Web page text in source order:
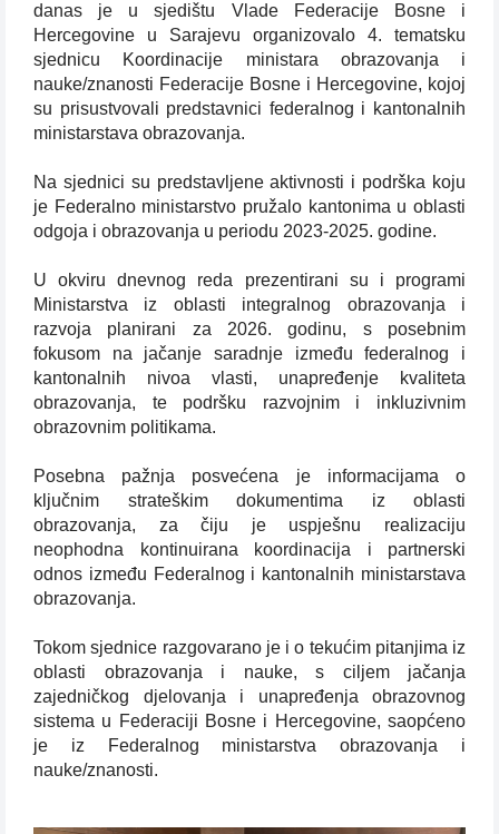
danas je u sjedištu Vlade Federacije Bosne i
Hercegovine u Sarajevu organizovalo 4. tematsku
sjednicu Koordinacije ministara obrazovanja i
nauke/znanosti Federacije Bosne i Hercegovine, kojoj
su prisustvovali predstavnici federalnog i kantonalnih
ministarstava obrazovanja.
Na sjednici su predstavljene aktivnosti i podrška koju
je Federalno ministarstvo pružalo kantonima u oblasti
odgoja i obrazovanja u periodu 2023-2025. godine.
U okviru dnevnog reda prezentirani su i programi
Ministarstva iz oblasti integralnog obrazovanja i
razvoja planirani za 2026. godinu, s posebnim
fokusom na jačanje saradnje između federalnog i
kantonalnih nivoa vlasti, unapređenje kvaliteta
obrazovanja, te podršku razvojnim i inkluzivnim
obrazovnim politikama.
Posebna pažnja posvećena je informacijama o
ključnim strateškim dokumentima iz oblasti
obrazovanja, za čiju je uspješnu realizaciju
neophodna kontinuirana koordinacija i partnerski
odnos između Federalnog i kantonalnih ministarstava
obrazovanja.
Tokom sjednice razgovarano je i o tekućim pitanjima iz
oblasti obrazovanja i nauke, s ciljem jačanja
zajedničkog djelovanja i unapređenja obrazovnog
sistema u Federaciji Bosne i Hercegovine, saopćeno
je iz Federalnog ministarstva obrazovanja i
nauke/znanosti.